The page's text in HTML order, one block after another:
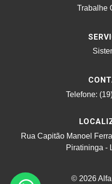
Trabalhe
Telefone:
Rua Capitão Manoel
Piratininga -
© 2026